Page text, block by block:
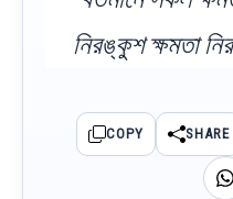
নিরঙ্কুশ ক্ষমতা
COPY SHARE